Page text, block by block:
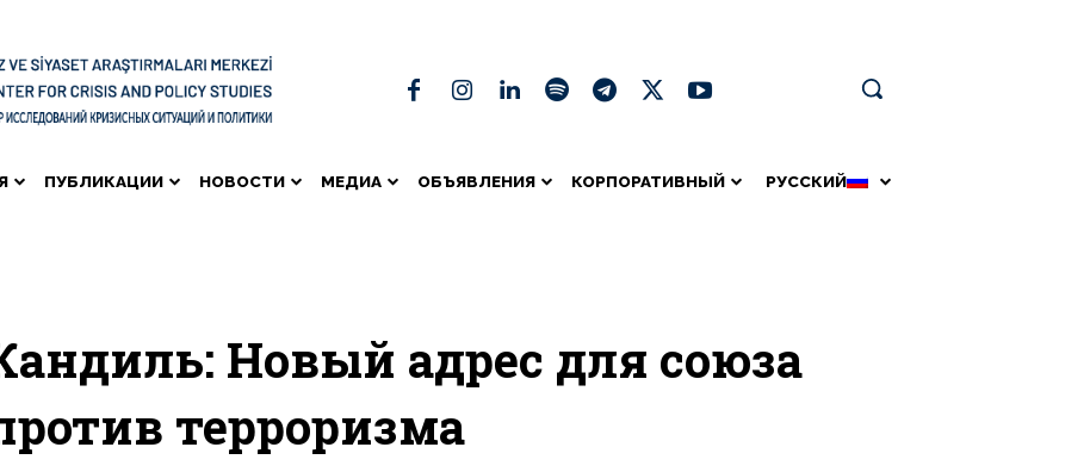
ПУБЛИКАЦИИ НОВОСТИ МЕДИА ОБЪЯВЛЕНИЯ КОРПОРАТИВНЫЙ РУССКИЙ
Новый адрес для союза
терроризма